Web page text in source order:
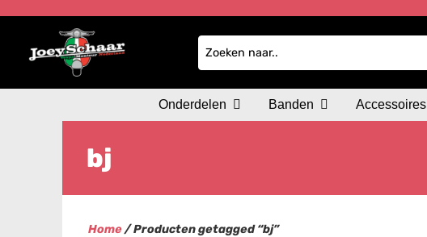
Onderdelen Banden Accessoires
bj
Home/ Producten getagged “bj”